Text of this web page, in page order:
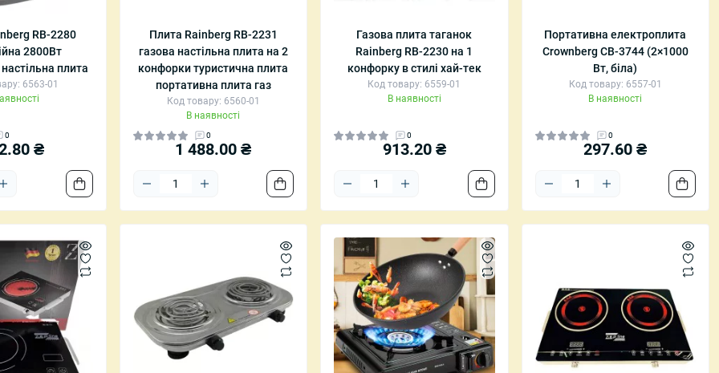
RB-2280
2800Вт
плита
6563-01
0
₴
Плита Rainberg RB-2231
газова настільна плита на 2
конфорки туристична плита
портативна плита газ
Код товару: 6560-01
В наявності
0
1 488.00 ₴
Газова плита таганок
Rainberg RB-2230 на 1
конфорку в стилі хай-тек
Код товару: 6559-01
В наявності
0
913.20 ₴
Портативна електроплита
Crownberg CB-3744 (2×1000
Вт, біла)
Код товару: 6557-01
В наявності
0
297.60 ₴